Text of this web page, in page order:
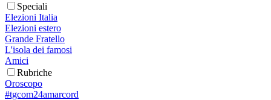
Speciali
Elezioni Italia
Elezioni estero
Grande Fratello
L'isola dei famosi
Amici
Rubriche
Oroscopo
#tgcom24amarcord